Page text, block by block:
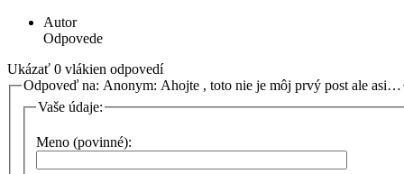
Autor
Odpovede
Ukázať 0 vlákien odpovedí
Odpoveď na: Anonym: Ahojte , toto nie je môj prvý post ale asi…
Vaše údaje:
Meno (povinné):